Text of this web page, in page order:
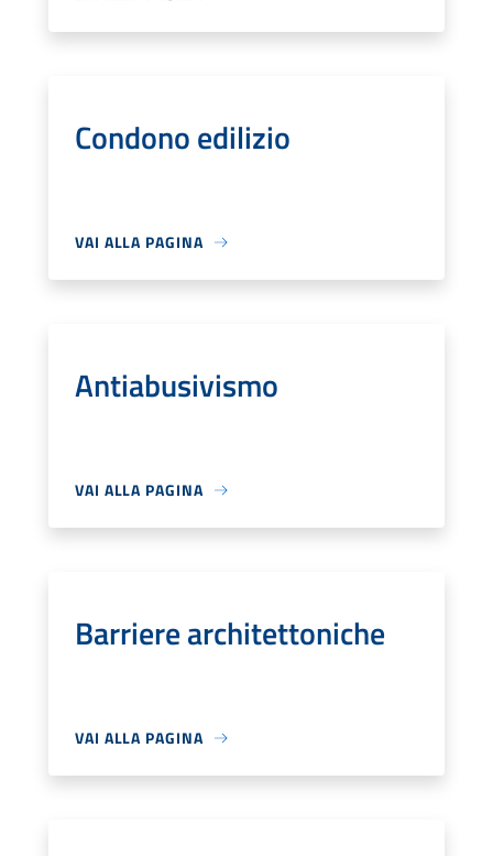
Condono edilizio
VAI ALLA PAGINA
Antiabusivismo
VAI ALLA PAGINA
Barriere architettoniche
VAI ALLA PAGINA